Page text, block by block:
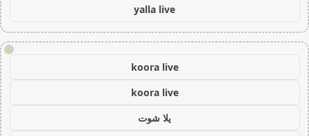
yalla live
!
koora live
koora live
يلا شوت